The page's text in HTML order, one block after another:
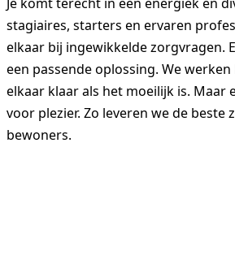
stagiaires, starters en ervaren
elkaar bij ingewikkelde zorgvragen.
een passende oplossing. We
elkaar klaar als het moeilijk is. Maar
voor plezier. Zo leveren we de beste
bewoners.